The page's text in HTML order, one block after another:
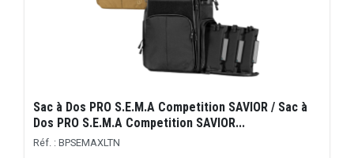
Sac à Dos PRO S.E.M.A Competition SAVIOR / Sac à
Dos PRO S.E.M.A Competition SAVIOR...
Réf. : BPSEMAXLTN